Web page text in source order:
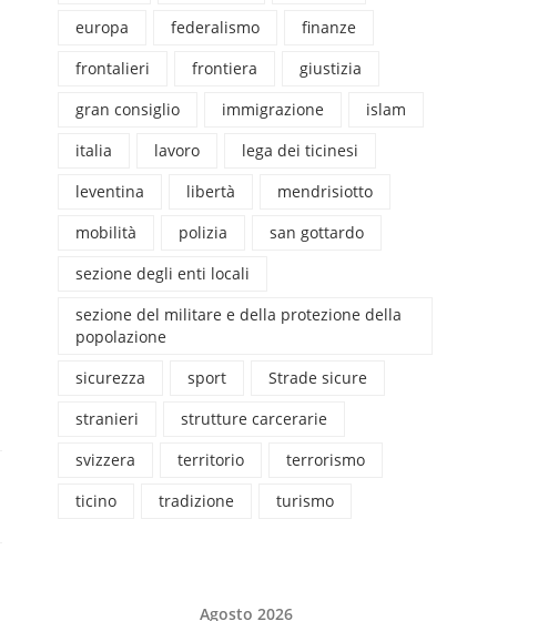
europa
federalismo
finanze
frontalieri
frontiera
giustizia
gran consiglio
immigrazione
islam
italia
lavoro
lega dei ticinesi
leventina
libertà
mendrisiotto
mobilità
polizia
san gottardo
sezione degli enti locali
sezione del militare e della protezione della
popolazione
sicurezza
sport
Strade sicure
stranieri
strutture carcerarie
svizzera
territorio
terrorismo
ticino
tradizione turismo
Agosto 2026